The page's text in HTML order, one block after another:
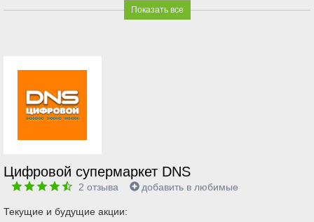
Показать все
Цифровой супермаркет DNS
2 отзыва добавить в любимые
Текущие и будущие акции: